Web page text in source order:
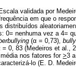
validada por
em que o
distribuídos
0= nenhuma vez a 4=
(α = 0,73),
= 0, 83 (Medeiros et al.,
nos fatores for >3
lo (E. D.